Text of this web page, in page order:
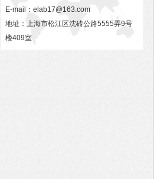
E-mail： elab17@163.com
地址：上海市松江区沈砖公路5555弄9号
楼409室